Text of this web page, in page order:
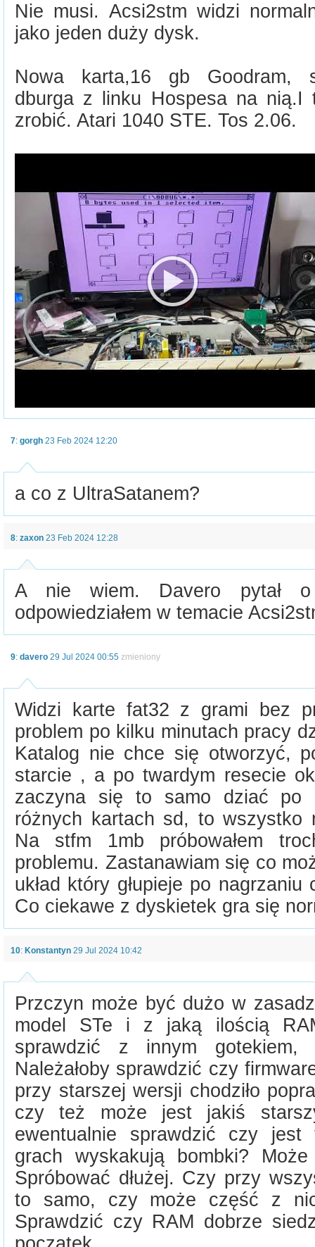
Nie musi. Acsi2stm widzi
jako jeden duży dysk.
Nowa karta,16 gb Goodram,
dburga z linku Hospesa na nią.I
zrobić. Atari 1040 STE. Tos 2.06.
7: gorgh 23 Feb 2024 12:20
a co z UltraSatanem?
8: zaxon 23 Feb 2024 12:28
A nie wiem. Davero pytał
odpowiedziałem w temacie
9: davero 29 Jul 2024 00:55 zmieniony
Widzi karte fat32 z grami bez
problem po kilku minutach pracy
Katalog nie chce się otworzyć,
starcie , a po twardym resecie
zaczyna się to samo dziać po
różnych kartach sd, to wszystko
Na stfm 1mb próbowałem
problemu. Zastanawiam się co
układ który głupieje po
Co ciekawe z dyskietek gra się
10: Konstantyn 29 Jul 2024 10:42
Przczyn może być dużo w
model STe i z jaką ilością
sprawdzić z innym gotekiem,
Należałoby sprawdzić czy
przy starszej wersji chodziło
czy też może jest jakiś
ewentualnie sprawdzić czy
grach wyskakują bombki?
Spróbować dłużej. Czy przy
to samo, czy może część z
Sprawdzić czy RAM dobrze